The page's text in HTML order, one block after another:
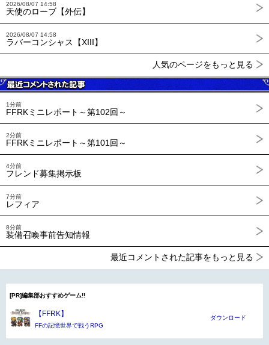
2026/08/07 14:58
天使のローブ【外伝】
2026/08/07 14:58
ラバーコンシャス【XIII】
人気のページをもっと見る
1分前
FFRKミニレポート～第102回～
2分前
FFRKミニレポート～第101回～
4分前
フレンド募集掲示板
7分前
レフィア
8分前
装備召喚事前告知情報
最近コメントされた記事をもっと見る
[PR]編集部おすすめゲーム!!
【FFRK】
FFの記憶世界で戦うRPG
ダウンロード